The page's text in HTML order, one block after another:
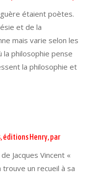
étaient poètes.
et de la
mais varie selon les
la philosophie pense
la philosophie et
éditions Henry, par
Jacques Vincent «
un recueil à sa